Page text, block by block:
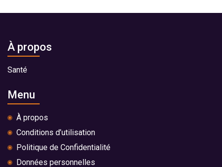
À propos
Santé
Menu
À propos
Conditions d’utilisation
Politique de Confidentialité
Données personnelles